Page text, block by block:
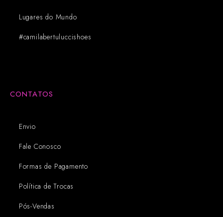
Lugares do Mundo
#camilabertuluccishoes
CONTATOS
Envio
Fale Conosco
Formas de Pagamento
Política de Trocas
Pós-Vendas